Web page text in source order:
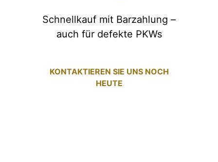
Schnellkauf mit Barzahlung –
auch für defekte PKWs
KONTAKTIEREN SIE UNS NOCH
HEUTE